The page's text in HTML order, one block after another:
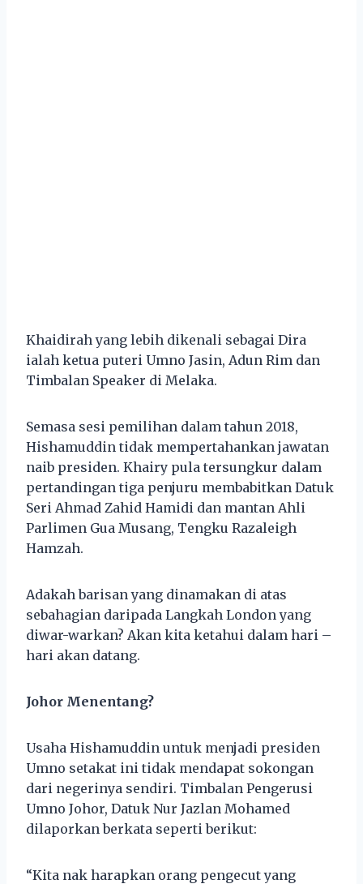
Khaidirah yang lebih dikenali sebagai Dira
ialah ketua puteri Umno Jasin, Adun Rim dan
Timbalan Speaker di Melaka.
Semasa sesi pemilihan dalam tahun 2018,
Hishamuddin tidak mempertahankan jawatan
naib presiden. Khairy pula tersungkur dalam
pertandingan tiga penjuru membabitkan Datuk
Seri Ahmad Zahid Hamidi dan mantan Ahli
Parlimen Gua Musang, Tengku Razaleigh
Hamzah.
Adakah barisan yang dinamakan di atas
sebahagian daripada Langkah London yang
diwar-warkan? Akan kita ketahui dalam hari –
hari akan datang.
Johor Menentang?
Usaha Hishamuddin untuk menjadi presiden
Umno setakat ini tidak mendapat sokongan
dari negerinya sendiri. Timbalan Pengerusi
Umno Johor, Datuk Nur Jazlan Mohamed
dilaporkan berkata seperti berikut:
“Kita nak harapkan orang pengecut yang